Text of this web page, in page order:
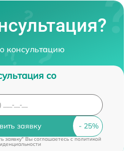
консультацию
со
заявку
заявку" Вы соглашаетесь cполитикой